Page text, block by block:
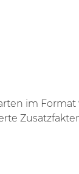
im Format